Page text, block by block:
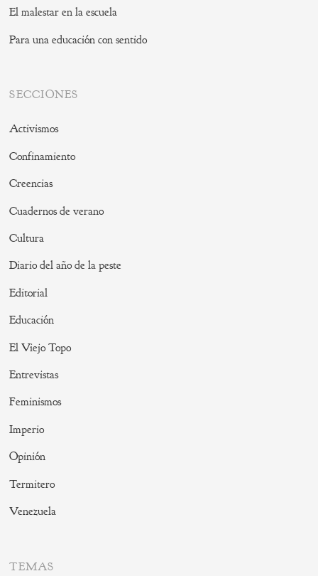
El malestar en la escuela
Para una educación con sentido
SECCIONES
Activismos
Confinamiento
Creencias
Cuadernos de verano
Cultura
Diario del año de la peste
Editorial
Educación
El Viejo Topo
Entrevistas
Feminismos
Imperio
Opinión
Termitero
Venezuela
TEMAS